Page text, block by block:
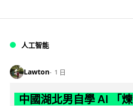
人工智能
Lawton 1 日
中國湖北男自學 AI 「